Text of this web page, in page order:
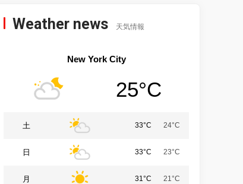
Weather news 天気情報
New York City
25°C
土 33°C 24°C
日 33°C 23°C
月 31°C 21°C